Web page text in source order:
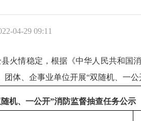
04-29 09:11
情稳定，根据《中华人民共和国消
体、企事业单位开展“双随机、一
机、一公开”消防监督抽查任务公示